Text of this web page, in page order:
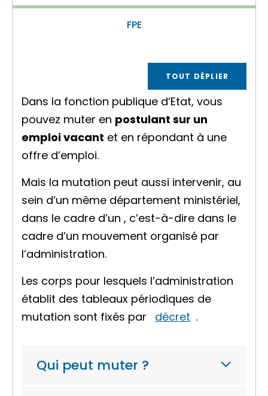
FPE
TOUT DÉPLIER
Dans la fonction publique d’Etat, vous
pouvez muter en postulant sur un
emploi vacant et en répondant à une
offre d’emploi.
Mais la mutation peut aussi intervenir, au
sein d’un même département ministériel,
dans le cadre d’un , c’est-à-dire dans le
cadre d’un mouvement organisé par
l’administration.
Les corps pour lesquels l’administration
établit des tableaux périodiques de
mutation sont fixés par
décret .
Qui peut muter ?